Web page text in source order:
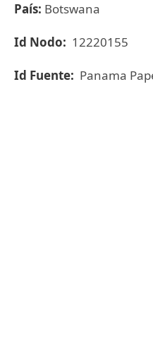
País: Botswana
Id Nodo: 12220155
Id Fuente: Panama